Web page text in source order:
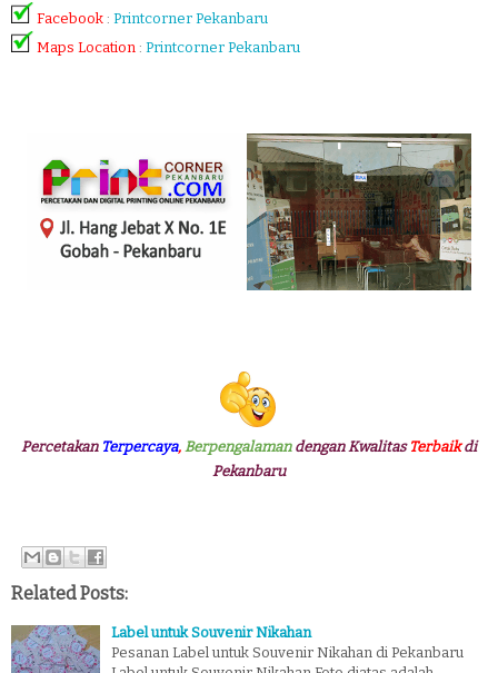
Facebook : Printcorner Pekanbaru
Maps Location : Printcorner Pekanbaru
Percetakan Terpercaya, Berpengalamandengan Kwalitas Terbaik di
Pekanbaru
Related Posts:
Label untuk Souvenir Nikahan
Pesanan Label untuk Souvenir Nikahan di Pekanbaru